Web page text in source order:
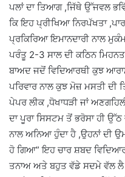
ਪਲਾਂ ਦਾ ਤਿਆਗ ,ਜਿੱਥੇ ਉੱਜਵਲ
ਕਿ ਇਹ ਪ੍ਰੀਖਿਆ ਨਿਰਪੱਖਤਾ
ਪ੍ਰਕਿਰਿਆ ਇਮਾਨਦਾਰੀ ਨਾਲ
ਪਰੰਤੂ 2-3 ਸਾਲ ਦੀ ਕਠਿਨ
ਬਾਅਦ ਜਦੋਂ ਵਿਦਿਆਰਥੀ ਕੁਝ
ਪਰਿਵਾਰ ਨਾਲ ਕੁਝ ਮੋਜ਼ ਮਸਤੀ ਦੀ
ਪੇਪਰ ਲੀਕ ,ਧੋਖਾਧੜੀ ਜਾਂ
ਦਾ ਪੂਰਾ ਸਿਸਟਮ ਤੋਂ ਭਰੋਸਾ ਹੀ
ਨਾਲ ਅਨਿਆ ਹੁੰਦਾ ਹੈ ,ਉਹਨਾਂ ਦੀ
ਹੋ ਗਿਆ” ਇਹ ਚਾਰ ਸ਼ਬਦ
ਤਨਾਅ ਅਤੇ ਬਹੁਤ ਵੱਡੇ ਸਦਮੇ ਵੱਲ ਲੈ